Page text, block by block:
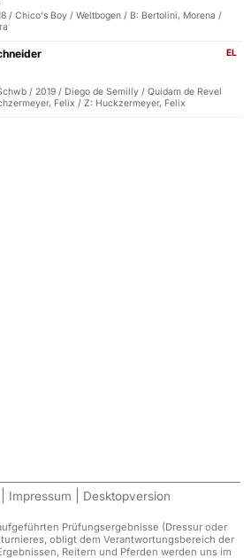
/ Chico's Boy / Weltbogen / B: Bertolini, Morena /
EL
/ 2019 / Diego de Semilly / Quidam de Revel
Felix / Z: Huckzermeyer, Felix
Impressum Desktopversion
Prüfungsergebnisse (Dressur oder
obligt dem Verantwortungsbereich der
Reitern und Pferden werden uns im